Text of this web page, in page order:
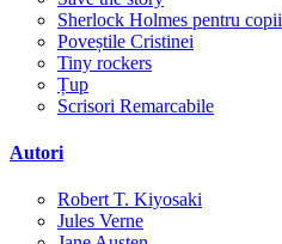
Sherlock Holmes pentru copii
Poveștile Cristinei
Tiny rockers
Țup
Scrisori Remarcabile
Autori
Robert T. Kiyosaki
Jules Verne